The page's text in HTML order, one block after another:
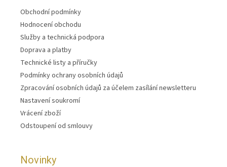
Obchodní podmínky
Hodnocení obchodu
Služby a technická podpora
Doprava a platby
Technické listy a příručky
Podmínky ochrany osobních údajů
Zpracování osobních údajů za účelem zasílání newsletteru
Nastavení soukromí
Vrácení zboží
Odstoupení od smlouvy
Novinky